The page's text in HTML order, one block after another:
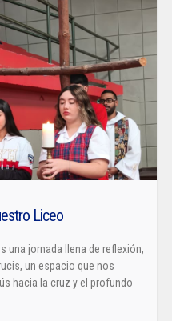
Liceo
una jornada llena de reflexión,
un espacio que nos
hacia la cruz y el profundo